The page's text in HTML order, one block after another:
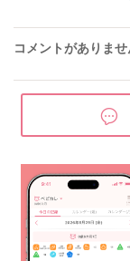
コメントがありま